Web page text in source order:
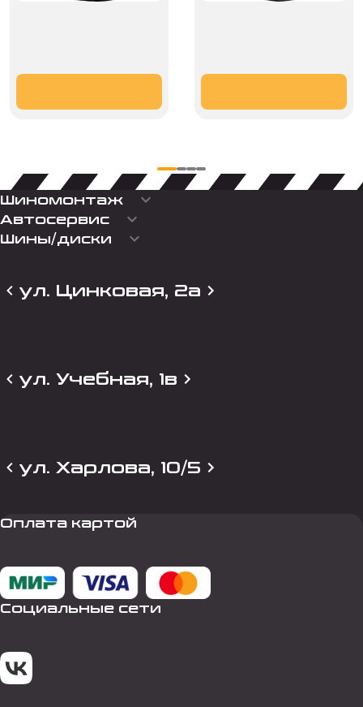
Шиномонтаж keyboard_arrow_down
Автосервис keyboard_arrow_down
Шины/диски keyboard_arrow_down
ул. Цинковая, 2а
ул. Учебная, 1в
ул. Харлова, 10/5
Оплата картой
Социальные сети